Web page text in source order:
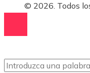
© 2026. Todos